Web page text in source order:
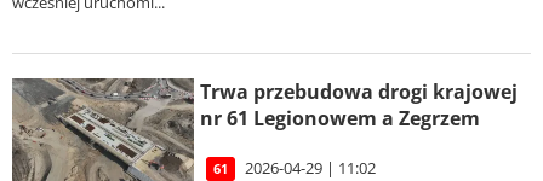
Trwa przebudowa drogi krajowej
nr 61 Legionowem a Zegrzem
61 2026-04-29 | 11:02